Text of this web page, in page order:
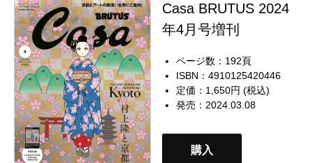
Casa BRUTUS 2024
年4月号増刊
ページ数：192頁
ISBN：4910125420446
定価：1,650円 (税込)
発売：2024.03.08
購入